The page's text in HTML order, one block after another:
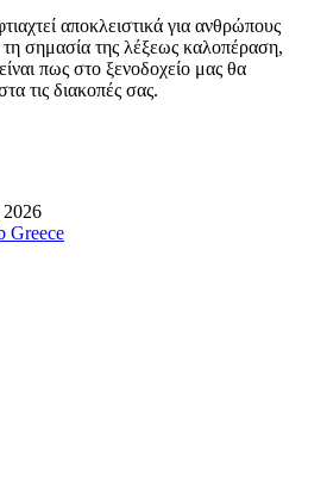
αποκλειστικά για ανθρώπους
σημασία της λέξεως καλοπέραση,
πως στο ξενοδοχείο μας θα
τις διακοπές σας.
Greece